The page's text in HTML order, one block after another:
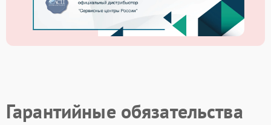
Гарантийные обязательства